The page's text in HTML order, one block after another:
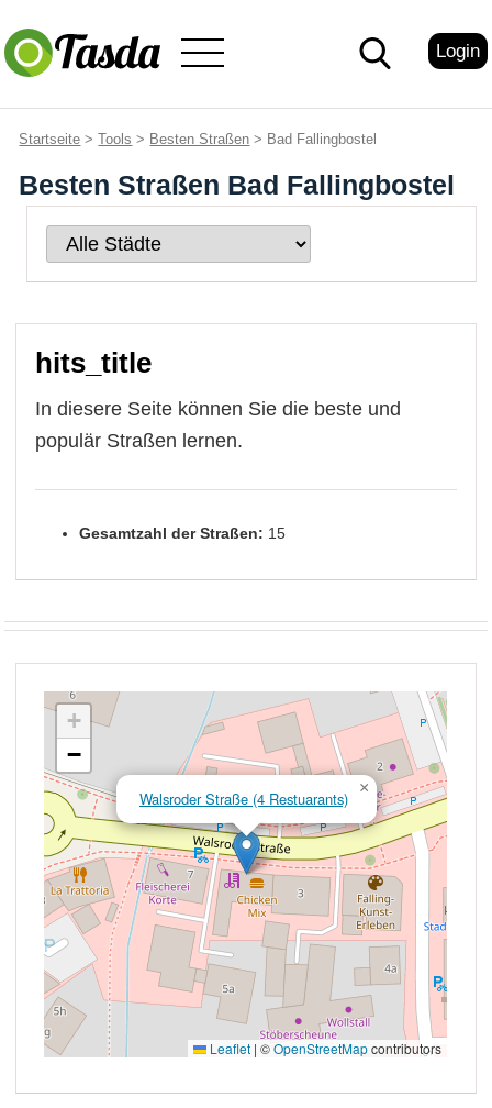
Login
Startseite >Tools > Besten Straßen > Bad Fallingbostel
Besten Straßen Bad Fallingbostel
hits_title
In diesere Seite können Sie die beste und
populär Straßen lernen.
Gesamtzahl der Straßen: 15